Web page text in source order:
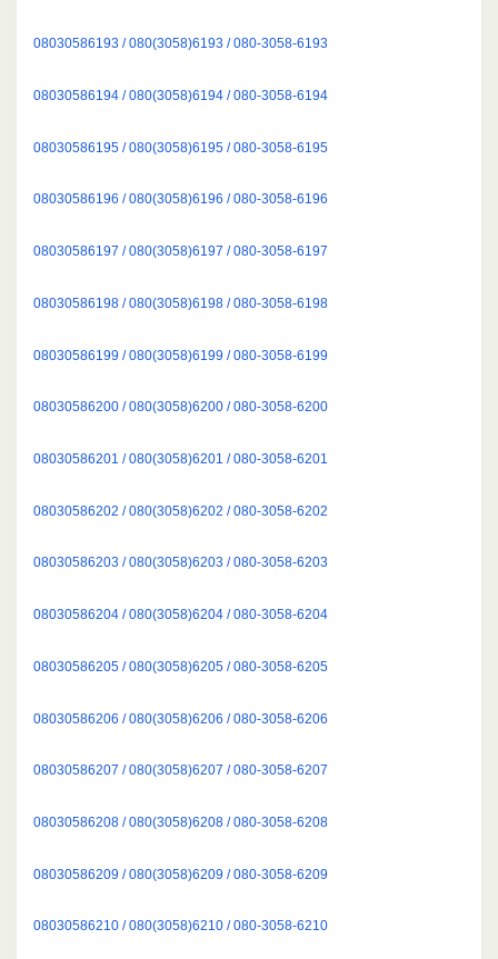
08030586193 / 080(3058)6193 / 080-3058-6193
08030586194 / 080(3058)6194 / 080-3058-6194
08030586195 / 080(3058)6195 / 080-3058-6195
08030586196 / 080(3058)6196 / 080-3058-6196
08030586197 / 080(3058)6197 / 080-3058-6197
08030586198 / 080(3058)6198 / 080-3058-6198
08030586199 / 080(3058)6199 / 080-3058-6199
08030586200 / 080(3058)6200 / 080-3058-6200
08030586201 / 080(3058)6201 / 080-3058-6201
08030586202 / 080(3058)6202 / 080-3058-6202
08030586203 / 080(3058)6203 / 080-3058-6203
08030586204 / 080(3058)6204 / 080-3058-6204
08030586205 / 080(3058)6205 / 080-3058-6205
08030586206 / 080(3058)6206 / 080-3058-6206
08030586207 / 080(3058)6207 / 080-3058-6207
08030586208 / 080(3058)6208 / 080-3058-6208
08030586209 / 080(3058)6209 / 080-3058-6209
08030586210 / 080(3058)6210 / 080-3058-6210